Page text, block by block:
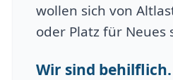
wollen sich von
oder Platz für Neues
Wir sind behilflich.